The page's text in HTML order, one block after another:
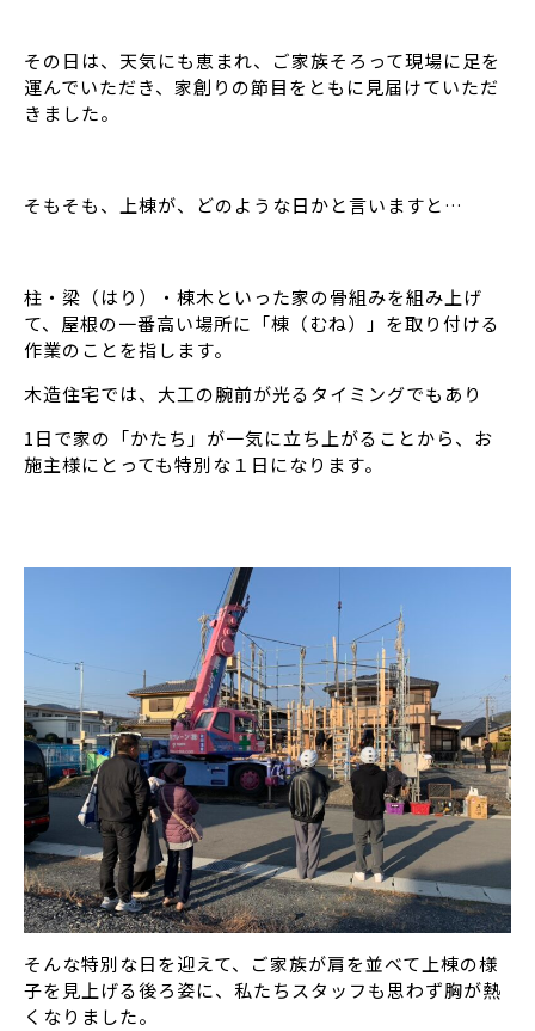
その日は、天気にも恵まれ、ご家族そろって現場に足を
運んでいただき、家創りの節目をともに見届けていただ
きました。
そもそも、上棟が、どのような日かと言いますと…
柱・梁（はり）・棟木といった家の骨組みを組み上げ
て、屋根の一番高い場所に「棟（むね）」を取り付ける
作業のことを指します。
木造住宅では、大工の腕前が光るタイミングでもあり
1日で家の「かたち」が一気に立ち上がることから、お
施主様にとっても特別な１日になります。
そんな特別な日を迎えて、ご家族が肩を並べて上棟の様
子を見上げる後ろ姿に、私たちスタッフも思わず胸が熱
くなりました。